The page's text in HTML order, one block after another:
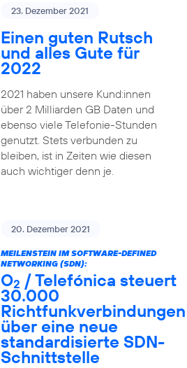
23. Dezember 2021
Einen guten Rutsch
und alles Gute für
2022
2021 haben unsere Kund:innen
über 2 Milliarden GB Daten und
ebenso viele Telefonie-Stunden
genutzt. Stets verbunden zu
bleiben, ist in Zeiten wie diesen
auch wichtiger denn je.
20. Dezember 2021
MEILENSTEIN IM SOFTWARE-DEFINED
NETWORKING (SDN):
O2 / Telefónica steuert
30.000
Richtfunkverbindungen
über eine neue
standardisierte SDN-
Schnittstelle